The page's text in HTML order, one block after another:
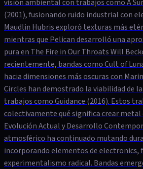
visión ambiental con trabajos como A
(2001), fusionando ruido industrial con
Maudlin Hubris exploró texturas más
mientras que Pelican desarrolló una
pura en The Fire in Our Throats Will
recientemente, bandas como Cult of
hacia dimensiones más oscuras con
Circles han demostrado la viabilidad de
trabajos como Guidance (2016). Estos
colectivamente qué significa crear metal
Evolución Actual y Desarrollo
atmosférico ha continuado mutando
incorporando elementos de electronics,
experimentalismo radical. Bandas